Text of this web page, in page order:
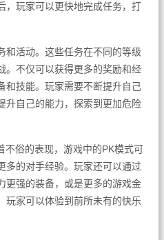
，玩家可以更快地完成任务，打
和活动。这些任务在不同的等级
。不仅可以获得更多的奖励和经
和技能。玩家需要不断提升自己
升自己的能力，探索到更加危险
不俗的表现，游戏中的PK模式可
多的对手经验。玩家还可以通过
更强的装备，或是更多的游戏金
玩家可以体验到前所未有的快乐